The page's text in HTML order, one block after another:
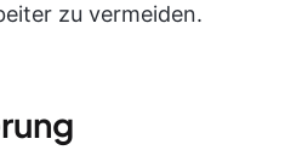
zu vermeiden.